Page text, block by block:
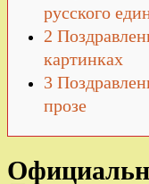
русского
2
картинках
3
прозе